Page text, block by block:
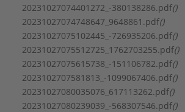
ISO 7-1 / EN 10226-1
Aansluitstandaard uitlaatzijde:
ISO 7-1 / EN 10226-1
Aantal fasen:
1
Afgegeven motorvermogen (P2):
2,2 kW
Beschermingsgraad (IP): IP55
Druk bij volumestroom (BEP): 418,84 kPa
Druktrap flens aansluiting inlaatzijde:
20231027074401272_-380138286.pdf()
20231027074748647_9648861.pdf()
20231027075102445_-726935206.pdf()
20231027075512725_1762703255.pdf()
20231027075615738_-151106782.pdf()
2023102707581813_-1099067406.pdf()
20231027080035076_617113262.pdf()
20231027080239039_-568307546.pdf()